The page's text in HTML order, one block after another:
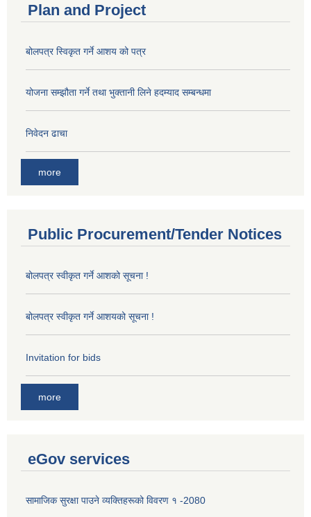
Plan and Project
बोलपत्र स्विकृत गर्ने आशय को पत्र
योजना सम्झौता गर्ने तथा भुक्तानी लिने हदम्याद सम्बन्धमा
निवेदन ढाचा
more
Public Procurement/Tender Notices
बोलपत्र स्वीकृत गर्ने आशको सूचना !
बोलपत्र स्वीकृत गर्ने आशयको सूचना !
Invitation for bids
more
eGov services
सामाजिक सुरक्षा पाउने व्यक्तिहरूको विवरण १ -2080